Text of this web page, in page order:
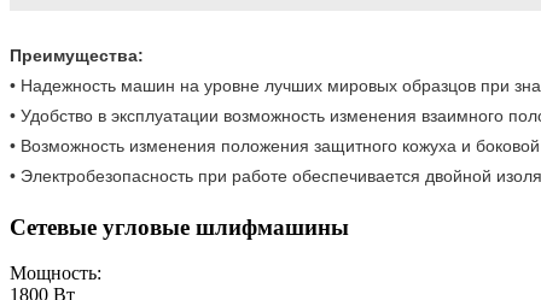
Преимущества:
• Надежность машин на уровне лучших мировых образцов при
• Удобство в эксплуатации возможность изменения взаимного
• Возможность изменения положения защитного кожуха и боковой
• Электробезопасность при работе обеспечивается двойной
Сетевые угловые шлифмашины
Мощность:
1800 Вт